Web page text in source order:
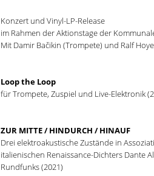
Konzert und Vinyl-LP-Release
im Rahmen der Aktionstage der
Mit Damir Bačikin (Trompete) und Ralf
Loop the Loop
für Trompete, Zuspiel und Live-Elektronik
ZUR MITTE / HINDURCH / HINAUF
Drei elektroakustische Zustände in
italienischen Renaissance-Dichters Dante
Rundfunks (2021)